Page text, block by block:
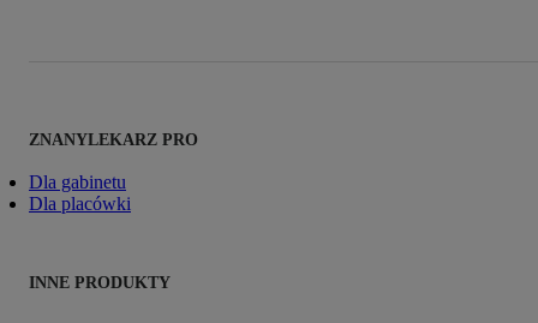
ZNANYLEKARZ PRO
Dla gabinetu
Dla placówki
INNE PRODUKTY